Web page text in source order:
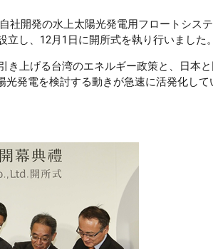
開発の水上太陽光発電用フロートシス
し、12月1日に開所式を執り行いました。
き上げる台湾のエネルギー政策と、日本
発電を検討する動きが急速に活発化して